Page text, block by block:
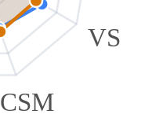
VS
CSM